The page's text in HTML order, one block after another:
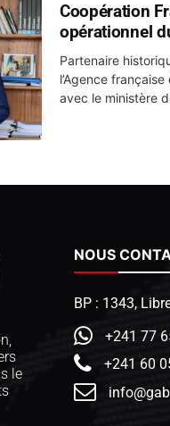
Coopération
opérationnel
Partenaire
l’Agence
avec le ministère
le
NOUS
BP : 1343,
+241 77
+241 60